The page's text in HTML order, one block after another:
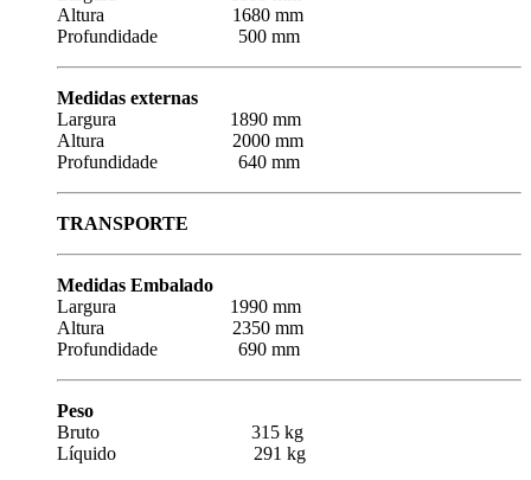
Altura 1680 mm
Profundidade 500 mm
Medidas externas
Largura 1890 mm
Altura 2000 mm
Profundidade 640 mm
TRANSPORTE
Medidas Embalado
Largura 1990 mm
Altura 2350 mm
Profundidade 690 mm
Peso
Bruto 315 kg
Líquido 291 kg